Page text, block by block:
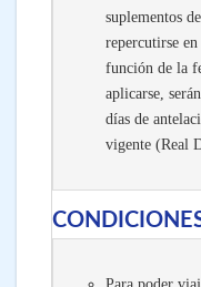
suplementos
repercutirse
función de la
aplicarse,
días de
vigente (Real